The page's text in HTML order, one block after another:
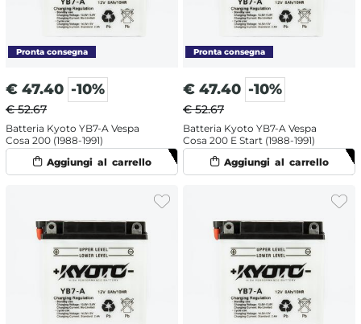
€ 47.40 -10%
€ 52.67
Batteria Kyoto YB7-A Vespa
Cosa 200 (1988-1991)
€ 47.40 -10%
€ 52.67
Batteria Kyoto YB7-A Vespa
Cosa 200 E Start (1988-1991)